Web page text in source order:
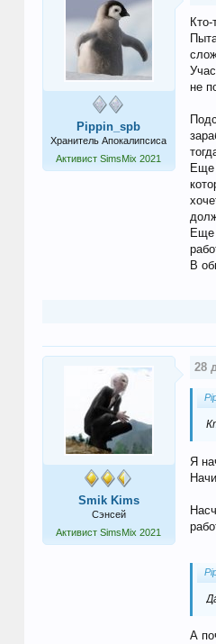
Pippin_spb
Хранитель Апокалипсиса
Активист SimsMix 2021
не
Еще
Еще
В
Smik Kims
Сэнсей
Активист SimsMix 2021
28
Я
А